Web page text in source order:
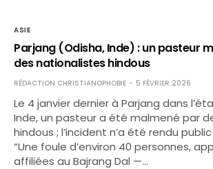
ASIE
Parjang (Odisha, Inde) : un pasteur
des nationalistes hindous
RÉDACTION CHRISTIANOPHOBIE 5 FÉVRIER 2026
Le 4 janvier dernier à Parjang dans
Inde, un pasteur a été malmené par
hindous ; l’incident n’a été rendu
“Une foule d’environ 40 personnes,
affiliées au Bajrang Dal —…